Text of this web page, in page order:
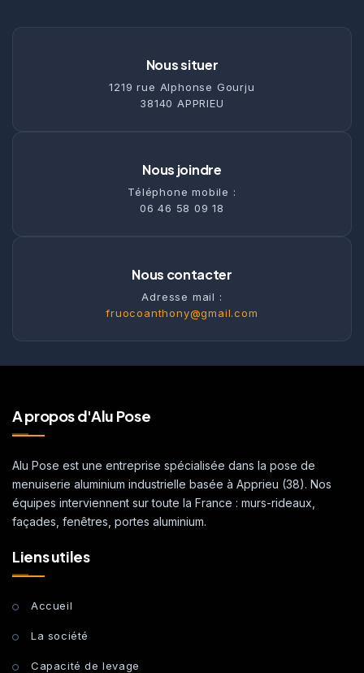
Nous situer
1219 rue Alphonse Gourju
38140 APPRIEU
Nous joindre
Téléphone mobile :
06 46 58 09 18
Nous contacter
Adresse mail :
fruocoanthony@gmail.com
A propos d'Alu Pose
Alu Pose est une entreprise spécialisée dans la pose de
menuiserie aluminium industrielle basée à Apprieu (38). Nos
équipes interviennent sur toute la France : murs-rideaux,
façades, fenêtres, portes aluminium.
Liens utiles
Accueil
La société
Capacité de levage